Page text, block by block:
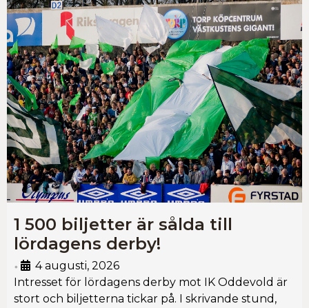
1 500 biljetter är sålda till
lördagens derby!
•
4 augusti, 2026
Intresset för lördagens derby mot IK Oddevold är
stort och biljetterna tickar på. I skrivande stund,